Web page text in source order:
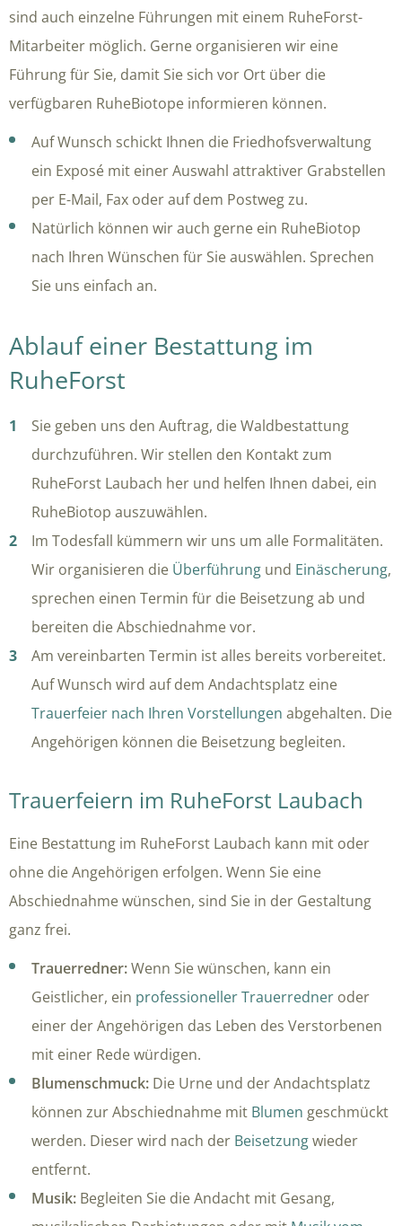
sind auch einzelne Führungen mit einem RuheForst-
Mitarbeiter möglich. Gerne organisieren wir eine
Führung für Sie, damit Sie sich vor Ort über die
verfügbaren RuheBiotope informieren können.
Auf Wunsch schickt Ihnen die Friedhofsverwaltung
ein Exposé mit einer Auswahl attraktiver Grabstellen
per E-Mail, Fax oder auf dem Postweg zu.
Natürlich können wir auch gerne ein RuheBiotop
nach Ihren Wünschen für Sie auswählen. Sprechen
Sie uns einfach an.
Ablauf einer Bestattung im
RuheForst
Sie geben uns den Auftrag, die Waldbestattung
durchzuführen. Wir stellen den Kontakt zum
RuheForst Laubach her und helfen Ihnen dabei, ein
RuheBiotop auszuwählen.
Im Todesfall kümmern wir uns um alle Formalitäten.
Wir organisieren die Überführung und Einäscherung,
sprechen einen Termin für die Beisetzung ab und
bereiten die Abschiednahme vor.
Am vereinbarten Termin ist alles bereits vorbereitet.
Auf Wunsch wird auf dem Andachtsplatz eine
Trauerfeier nach Ihren Vorstellungen abgehalten. Die
Angehörigen können die Beisetzung begleiten.
Trauerfeiern im RuheForst Laubach
Eine Bestattung im RuheForst Laubach kann mit oder
ohne die Angehörigen erfolgen. Wenn Sie eine
Abschiednahme wünschen, sind Sie in der Gestaltung
ganz frei.
Trauerredner:Wenn Sie wünschen, kann ein
Geistlicher, ein professioneller Trauerredner oder
einer der Angehörigen das Leben des Verstorbenen
mit einer Rede würdigen.
Blumenschmuck: Die Urne und der Andachtsplatz
können zur Abschiednahme mit Blumen geschmückt
werden. Dieser wird nach der Beisetzungwieder
entfernt.
Musik: Begleiten Sie die Andacht mit Gesang,